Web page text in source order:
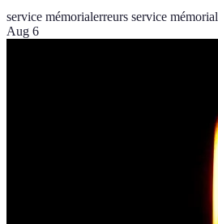
service mémorialerreurs service mémorial
Aug 6